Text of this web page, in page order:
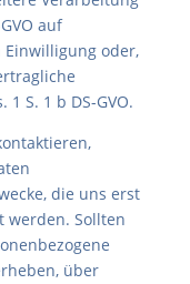
auf
oder,
S. 1 b DS-GVO.
die uns erst
werden. Sollten
über